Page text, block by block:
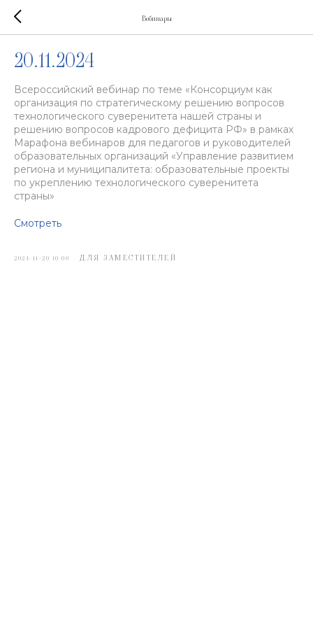
Вебинары
20.11.2024
Всероссийский вебинар по теме «Консорциум как
организация по стратегическому решению вопросов
технологического суверенитета нашей страны и
решению вопросов кадрового дефицита РФ» в рамках
Марафона вебинаров для педагогов и руководителей
образовательных организаций «Управление развитием
региона и муниципалитета: образовательные проекты
по укреплению технологического суверенитета
страны»
Смотреть
2024-11-20 10:00 ДЛЯ ЗАМЕСТИТЕЛЕЙ